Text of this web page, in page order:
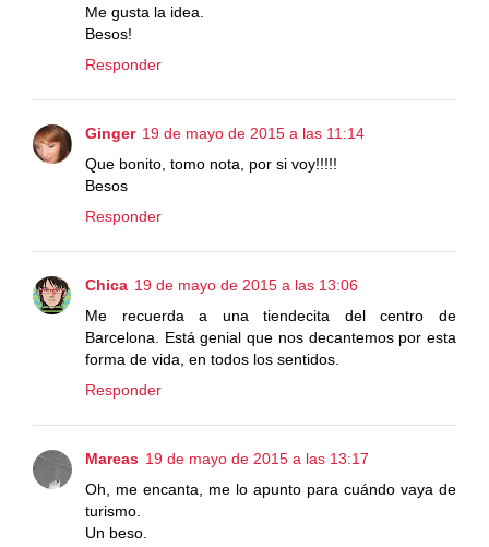
Me gusta la idea.
Besos!
Responder
Ginger 19 de mayo de 2015 a las 11:14
Que bonito, tomo nota, por si voy!!!!!
Besos
Responder
Chica 19 de mayo de 2015 a las 13:06
Me recuerda a una tiendecita del centro de
Barcelona. Está genial que nos decantemos por esta
forma de vida, en todos los sentidos.
Responder
Mareas 19 de mayo de 2015 a las 13:17
Oh, me encanta, me lo apunto para cuándo vaya de
turismo.
Un beso.